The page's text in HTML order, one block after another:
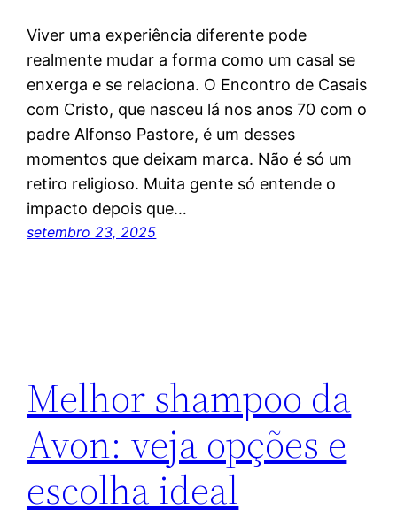
Viver uma experiência diferente pode
realmente mudar a forma como um casal se
enxerga e se relaciona. O Encontro de Casais
com Cristo, que nasceu lá nos anos 70 com o
padre Alfonso Pastore, é um desses
momentos que deixam marca. Não é só um
retiro religioso. Muita gente só entende o
impacto depois que…
setembro 23, 2025
Melhor shampoo da
Avon: veja opções e
escolha ideal